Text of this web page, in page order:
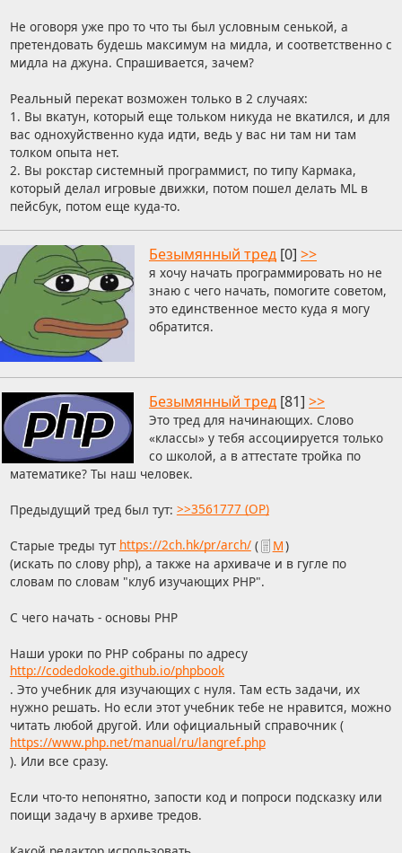
Не оговоря уже про то что ты был условным сенькой, а
претендовать будешь максимум на мидла, и соответственно с
мидла на джуна. Спрашивается, зачем?
Реальный перекат возможен только в 2 случаях:
1. Вы вкатун, который еще тольком никуда не вкатился, и для
вас однохуйственно куда идти, ведь у вас ни там ни там
толком опыта нет.
2. Вы рокстар системный программист, по типу Кармака,
который делал игровые движки, потом пошел делать ML в
пейсбук, потом еще куда-то.
Безымянный тред [0] >>
я хочу начать программировать но не
знаю с чего начать, помогите советом,
это единственное место куда я могу
обратится.
Безымянный тред [81] >>
Это тред для начинающих. Слово
«классы» у тебя ассоциируется только
со школой, а в аттестате тройка по
математике? Ты наш человек.
Предыдущий тред был тут: >>3561777 (OP)
Старые треды тут https://2ch.hk/pr/arch/( М)
(искать по слову php), а также на архиваче и в гугле по
словам по словам "клуб изучающих PHP".
С чего начать - основы PHP
Наши уроки по PHP собраны по адресу
http://codedokode.github.io/phpbook
. Это учебник для изучающих с нуля. Там есть задачи, их
нужно решать. Но если этот учебник тебе не нравится, можно
читать любой другой. Или официальный справочник (
https://www.php.net/manual/ru/langref.php
). Или все сразу.
Если что-то непонятно, запости код и попроси подсказку или
поищи задачу в архиве тредов.